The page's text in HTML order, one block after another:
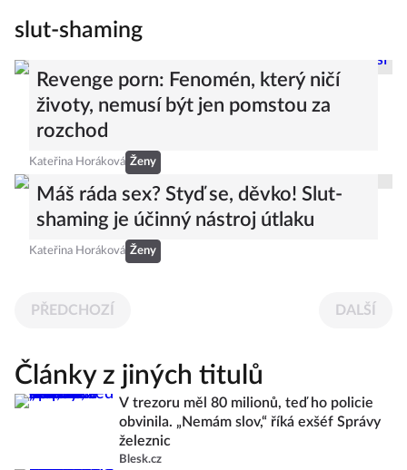
slut-shaming
Revenge porn: Fenomén, který ničí
životy, nemusí být jen pomstou za
rozchod
Kateřina Horáková Ženy
Máš ráda sex? Styď se, děvko! Slut-
shaming je účinný nástroj útlaku
Kateřina Horáková Ženy
PŘEDCHOZÍ DALŠÍ
Články z jiných titulů
V trezoru měl 80 milionů, teď ho policie
obvinila. „Nemám slov,“ říká exšéf Správy
železnic
Blesk.cz